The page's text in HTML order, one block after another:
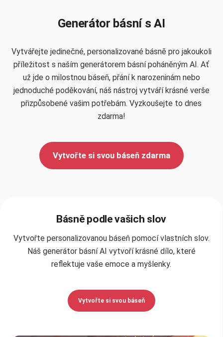
Generátor básní s AI
Vytvářejte jedinečné, personalizované básně pro jakoukoli
příležitost s naším generátorem básní poháněným AI. Ať
už jde o milostnou báseň, přání k narozeninám nebo
jednoduché poděkování, náš nástroj vytváří krásné verše
přizpůsobené vašim potřebám. Vyzkoušejte to dnes
zdarma!
Vytvořte si svou báseň zdarma
Básně podle vašich slov
Vytvořte personalizovanou báseň pomocí vlastních slov.
Náš generátor básní AI vytvoří krásné dílo, které
reflektuje vaše emoce a myšlenky.
Vytvořte si svou báseň